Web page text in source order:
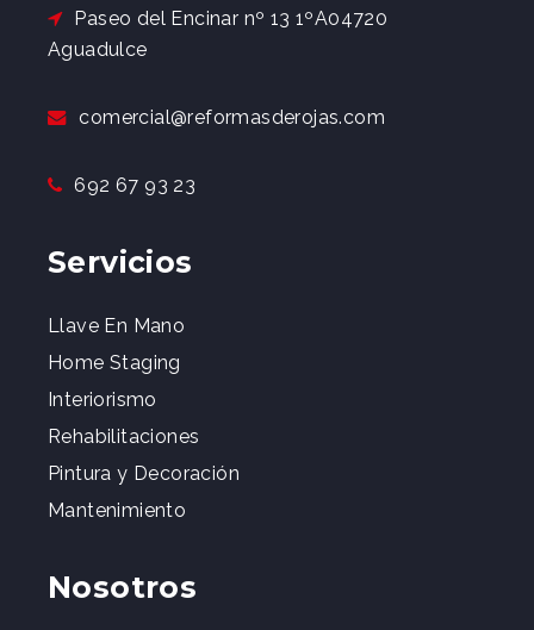
Paseo del Encinar nº 13 1ºA04720
Aguadulce
comercial@reformasderojas.com
692 67 93 23
Servicios
Llave En Mano
Home Staging
Interiorismo
Rehabilitaciones
Pintura y Decoración
Mantenimiento
Nosotros